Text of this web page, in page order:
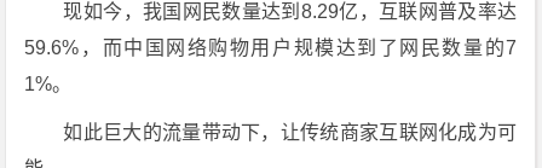
现如今，我国网民数量达到8.29亿，互联网普及率达
59.6%，而中国网络购物用户规模达到了网民数量的7
1%。
如此巨大的流量带动下，让传统商家互联网化成为可